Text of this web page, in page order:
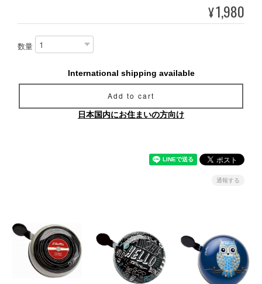
¥1,980
数量
International shipping available
Add to cart
日本国内にお住まいの方向け
通報する